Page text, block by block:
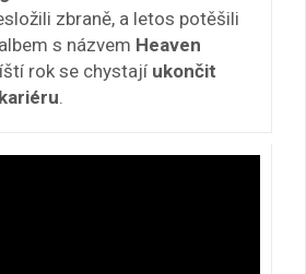
zbraně, a letos potěšili
s názvem Heaven
rok se chystají ukončit